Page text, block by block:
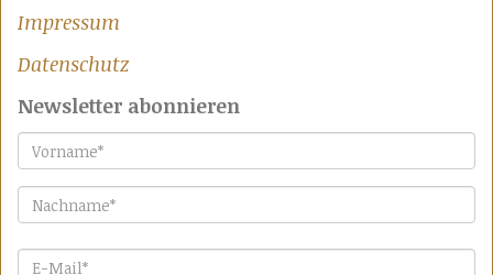
Impressum
Datenschutz
Newsletter abonnieren
Vorname
Nachname
E-Mail*